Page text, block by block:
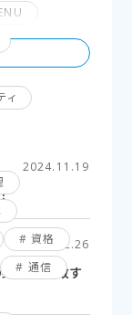
ィ
資格
通信
2024.11.19
2025.02.26
件に一致す